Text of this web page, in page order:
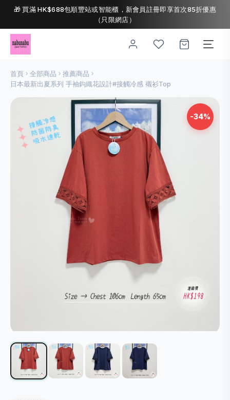
🎁 買滿 HK$688包順豐站或智能櫃，新會員註冊即享首次85折優惠
（只限網店）
首頁 全部商品
推薦商品
日本最新出夏系列 手袖鈎織花設計#接觸冷感 襯衫Top
-34%